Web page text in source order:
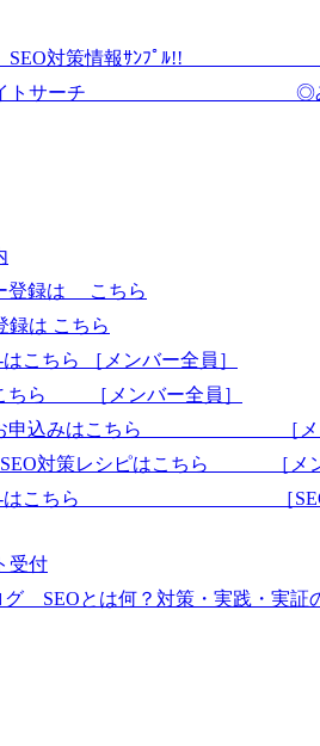
ます》SEO対策情報ｻﾝﾌ
人気サイトサ
登録は こちら
録は こちら
こちら ［メンバー全員］
ちら ［メンバー全員］
ーお申込みはこちら ［メン
SEO対策レシピはこちら ［メ
-SP-はこちら ［SEO-
受付
グ SEOとは何？対策・実践・実